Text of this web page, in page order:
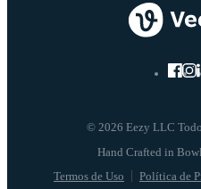
© 2026 Eezy LLC
Termos de Uso Política de